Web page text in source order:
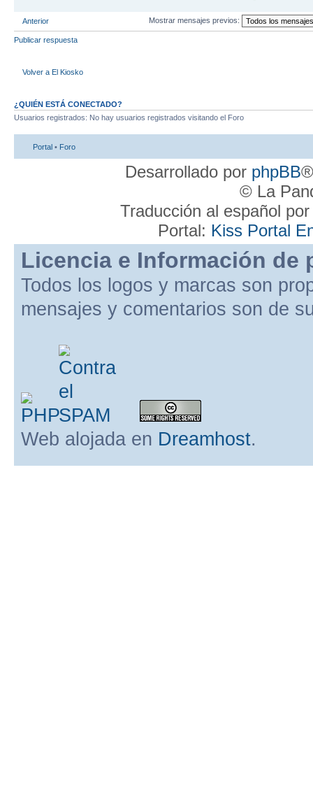
Anterior Mostrar mensajes previos:
Publicar respuesta
Volver a El Kiosko
¿QUIÉN ESTÁ CONECTADO?
Usuarios registrados: No hay usuarios registrados visitando el Foro
Portal • Foro
Desarrollado por phpBB
© La
Traducción al español
Portal: Kiss Portal
Licencia e Información de
Todos los logos y marcas son
mensajes y comentarios son de
Web alojada en Dreamhost.